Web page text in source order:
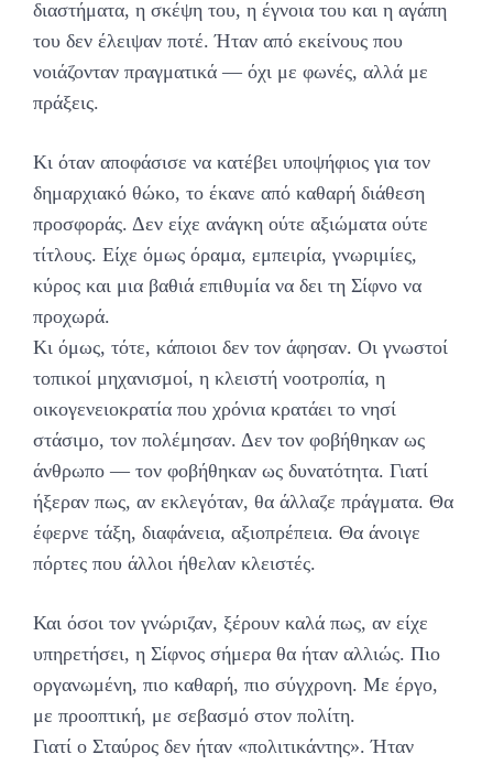
διαστήματα, η σκέψη του, η έγνοια του και η αγάπη
του δεν έλειψαν ποτέ. Ήταν από εκείνους που
νοιάζονταν πραγματικά — όχι με φωνές, αλλά με
πράξεις.
Κι όταν αποφάσισε να κατέβει υποψήφιος για τον
δημαρχιακό θώκο, το έκανε από καθαρή διάθεση
προσφοράς. Δεν είχε ανάγκη ούτε αξιώματα ούτε
τίτλους. Είχε όμως όραμα, εμπειρία, γνωριμίες,
κύρος και μια βαθιά επιθυμία να δει τη Σίφνο να
προχωρά.
Κι όμως, τότε, κάποιοι δεν τον άφησαν. Οι γνωστοί
τοπικοί μηχανισμοί, η κλειστή νοοτροπία, η
οικογενειοκρατία που χρόνια κρατάει το νησί
στάσιμο, τον πολέμησαν. Δεν τον φοβήθηκαν ως
άνθρωπο — τον φοβήθηκαν ως δυνατότητα. Γιατί
ήξεραν πως, αν εκλεγόταν, θα άλλαζε πράγματα. Θα
έφερνε τάξη, διαφάνεια, αξιοπρέπεια. Θα άνοιγε
πόρτες που άλλοι ήθελαν κλειστές.
Και όσοι τον γνώριζαν, ξέρουν καλά πως, αν είχε
υπηρετήσει, η Σίφνος σήμερα θα ήταν αλλιώς. Πιο
οργανωμένη, πιο καθαρή, πιο σύγχρονη. Με έργο,
με προοπτική, με σεβασμό στον πολίτη.
Γιατί ο Σταύρος δεν ήταν «πολιτικάντης». Ήταν